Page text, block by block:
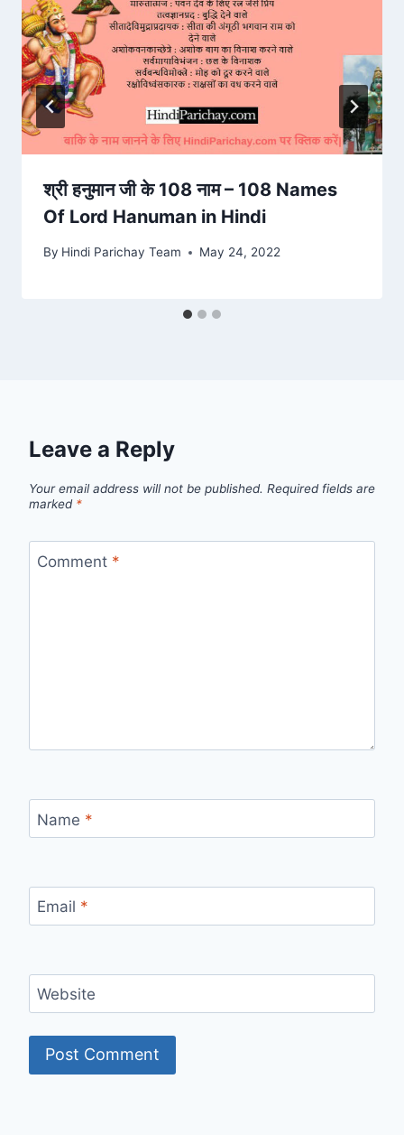
श्री हनुमान जी के 108 नाम – 108 Names
Of Lord Hanuman in Hindi
By Hindi Parichay Team May 24, 2022
Leave a Reply
Your email address will not be published. Required fields are
marked *
Comment *
Name *
Email *
Website